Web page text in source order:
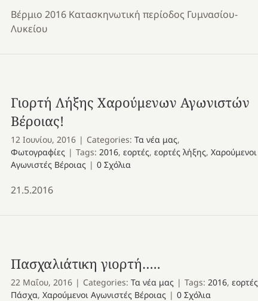
Βέρμιο 2016 Κατασκηνωτική περίοδος Γυμνασίου-
Λυκείου
Γιορτή Λήξης Χαρούμενων Αγωνιστών
Βέροιας!
12 Ιουνίου, 2016 | Categories: Τα νέα μας,
Φωτογραφίες | Tags: 2016, εορτές, εορτές λήξης, Χαρούμενοι
Αγωνιστές Βέροιας | 0 Σχόλια
21.5.2016
Πασχαλιάτικη γιορτή…..
22 Μαΐου, 2016 | Categories: Τα νέα μας | Tags: 2016, εορτές
Πάσχα, Χαρούμενοι Αγωνιστές Βέροιας | 0 Σχόλια